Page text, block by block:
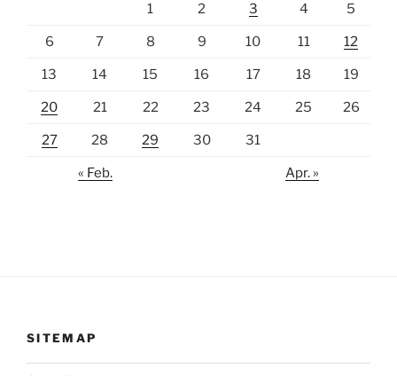
1 2 3 4 5
6 7 8 9 10 11 12
13 14 15 16 17 18 19
20 21 22 23 24 25 26
27 28 29 30 31
« Feb. Apr. »
SITEMAP